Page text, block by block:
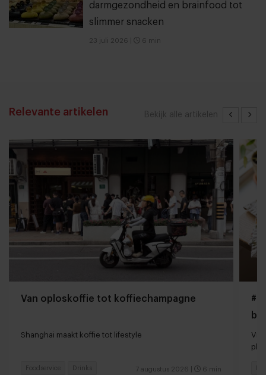
darmgezondheid en brainfood tot
slimmer snacken
23 juli 2026 6 min
Bekijk alle artikelen
Relevante artikelen
Van oploskoffie tot koffiechampagne
Shanghai maakt koffie tot lifestyle
7 augustus 2026 6 min
Foodservice Drinks